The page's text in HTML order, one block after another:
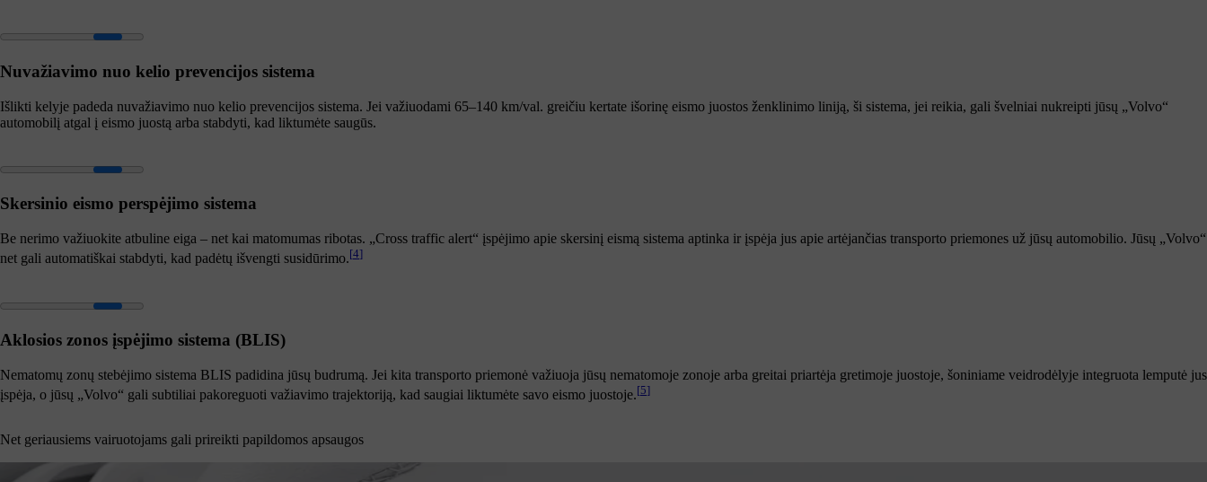
Nuvažiavimo nuo kelio prevencijos sistema
Išlikti kelyje padeda nuvažiavimo nuo kelio prevencijos sistema. Jei važiuodami 65–140 km/val. greičiu kertate išorinę eismo juostos ženklinimo liniją, ši sistema, jei reikia, gali švelniai nukreipti jūsų „Volvo“
automobilį atgal į eismo juostą arba stabdyti, kad liktumėte saugūs.
Skersinio eismo perspėjimo sistema
Be nerimo važiuokite atbuline eiga – net kai matomumas ribotas. „Cross traffic alert“ įspėjimo apie skersinį eismą sistema aptinka ir įspėja jus apie artėjančias transporto priemones už jūsų automobilio. Jūsų „Volvo“
net gali automatiškai stabdyti, kad padėtų išvengti susidūrimo.[4]
Aklosios zonos įspėjimo sistema (BLIS)
Nematomų zonų stebėjimo sistema BLIS padidina jūsų budrumą. Jei kita transporto priemonė važiuoja jūsų nematomoje zonoje arba greitai priartėja gretimoje juostoje, šoniniame veidrodėlyje integruota lemputė jus
įspėja, o jūsų „Volvo“ gali subtiliai pakoreguoti važiavimo trajektoriją, kad saugiai liktumėte savo eismo juostoje.[5]
Net geriausiems vairuotojams gali prireikti papildomos apsaugos